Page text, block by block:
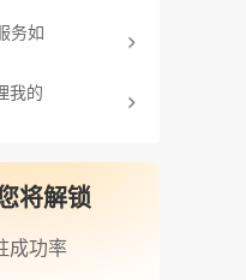
务如
我的
将解锁
成功率